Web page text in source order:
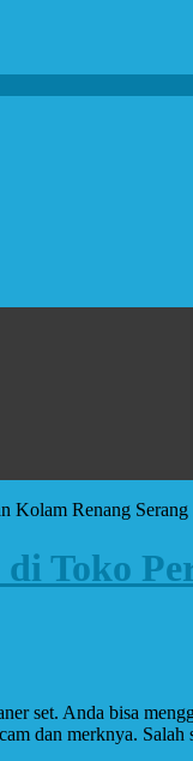
Kolam Renang Serang
Toko
set. Anda bisa
dan merknya.